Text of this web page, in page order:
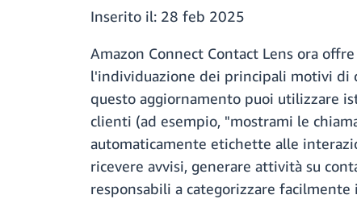
Inserito il: 28 feb 2025
Amazon Connect Contact Lens ora
l'individuazione dei principali motivi di
questo aggiornamento puoi utilizzare
clienti (ad esempio, "mostrami le
automaticamente etichette alle
ricevere avvisi, generare attività su
responsabili a categorizzare